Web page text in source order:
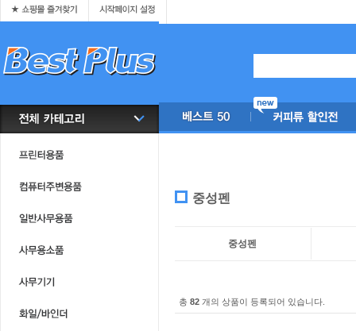
중성펜
중성펜
총 82 개의 상품이 등록되어 있습니다.